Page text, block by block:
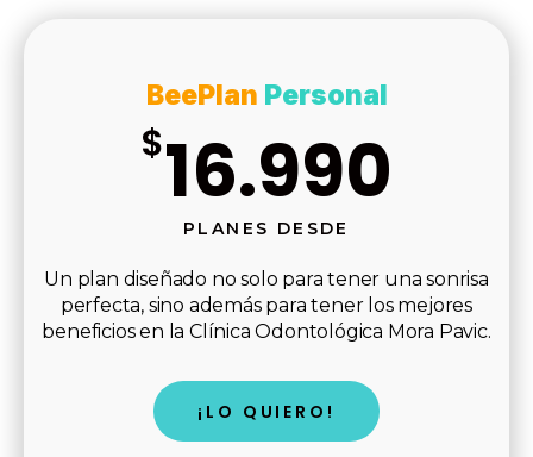
BeePlan Personal
$16.990
PLANES DESDE
Un plan diseñado no solo para tener una sonrisa
perfecta, sino además para tener los mejores
beneficios en la Clínica Odontológica Mora Pavic.
¡LO QUIERO!